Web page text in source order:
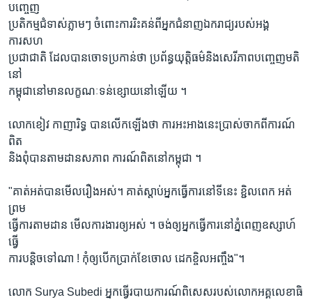
សម្ព័ន្ធ​
រំលង​
និង​
ចូល​
ទៅ​
កាន់​
ស្វែង​
រក
Khmer English
បណ្តាញ​សង្គម
ភាសា
បញ្ចេញ
ប្រតិកម្មជំទាស់ភ្លាមៗ ចំពោះការរិះគន់ពីអ្នកជំនាញឯករាជ្យរបស់អង្គ
ការសហ
ប្រជាជាតិ ដែលបានចោទប្រកាន់ថា ប្រព័ន្ធយុត្តិធម៌និងសេរីភាពបញ្ចេញមតិ
នៅ
កម្ពុជានៅមានលក្ខណៈទន់ខ្សោយនៅឡើយ ។
លោកខៀវ កាញារិទ្ធ បានលើកឡើងថា ការអះអាងនេះប្រាស់ចាកពីការណ៍
ពិត
និងពុំបានតាមដានសភាព ការណ៍ពិតនៅកម្ពុជា ។
"គាត់អត់បានមើលរឿងអស់។ គាត់ស្តាប់អ្នកធ្វើការនៅទីនេះ ខ្ជិលពេក អត់
ព្រម
ធ្វើការតាមដាន មើលការងារឲ្យអស់ ។ ចង់ឲ្យអ្នកធ្វើការនៅភ្នំពេញឧស្សាហ៍
ធ្វើ
ការបន្តិចទៅណា ! កុំឲ្យបើកប្រាក់ខែចោល ដេកខ្ចិលអញ្ចឹង"។
លោក Surya Subedi អ្នកធ្វើរបាយការណ៍ពិសេសរបស់លោកអគ្គលេខាធិ